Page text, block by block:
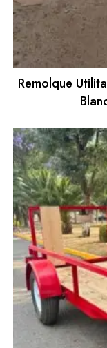
Remolque